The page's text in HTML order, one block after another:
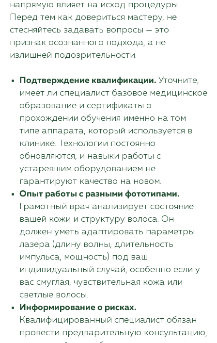
напрямую влияет на исход процедуры.
Перед тем как довериться мастеру, не
стесняйтесь задавать вопросы — это
признак осознанного подхода, а не
излишней подозрительности.
Подтверждение квалификации. Уточните,
имеет ли специалист базовое медицинское
образование и сертификаты о
прохождении обучения именно на том
типе аппарата, который используется в
клинике. Технологии постоянно
обновляются, и навыки работы с
устаревшим оборудованием не
гарантируют качество на новом.
Опыт работы с разными фототипами.
Грамотный врач анализирует состояние
вашей кожи и структуру волоса. Он
должен уметь адаптировать параметры
лазера (длину волны, длительность
импульса, мощность) под ваш
индивидуальный случай, особенно если у
вас смуглая, чувствительная кожа или
светлые волосы.
Информирование о рисках.
Квалифицированный специалист обязан
провести предварительную консультацию,